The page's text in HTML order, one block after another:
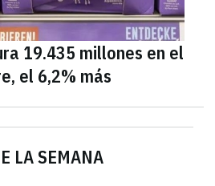
LA SEMANA
19.435 millones en el
el 6,2% más